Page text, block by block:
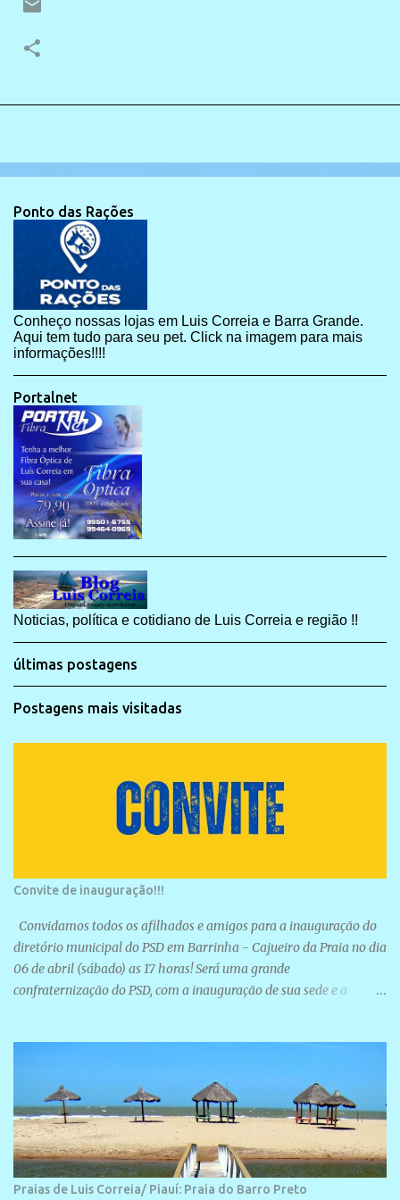
Ponto das Rações
Conheço nossas lojas em Luis Correia e Barra Grande.
Aqui tem tudo para seu pet. Click na imagem para mais
informações!!!!
Portalnet
Noticias, política e cotidiano de Luis Correia e região !!
últimas postagens
Postagens mais visitadas
Convite de inauguração!!!
Convidamos todos os afilhados e amigos para a inauguração do
diretório municipal do PSD em Barrinha - Cajueiro da Praia no dia
06 de abril (sábado) as 17 horas! Será uma grande
confraternização do PSD, com a inauguração de sua sede e a
Praias de Luis Correia/ Piauí: Praia do Barro Preto